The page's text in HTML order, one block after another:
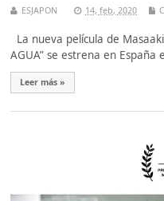
ESJAPON 14, feb, 2020
La nueva película de Masaaki
AGUA” se estrena en
Leer más »